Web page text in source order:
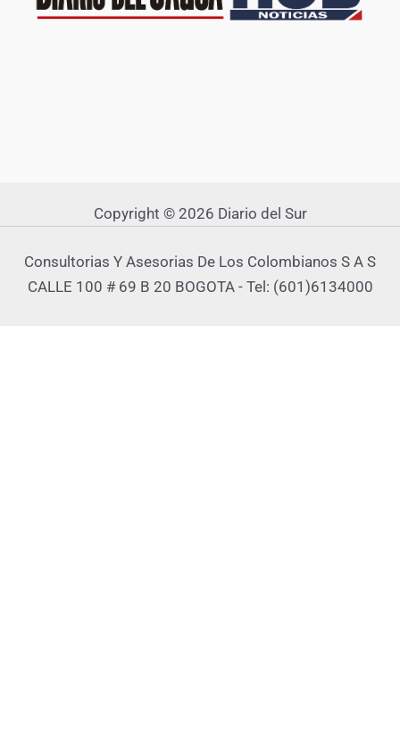
Copyright © 2026 Diario del Sur
Consultorias Y Asesorias De Los Colombianos S A S
CALLE 100 # 69 B 20 BOGOTA - Tel: (601)6134000